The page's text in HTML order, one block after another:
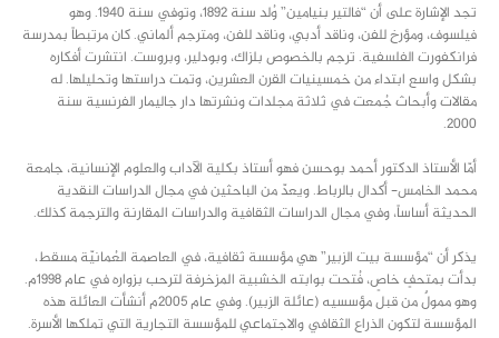
تجد الإشارة على أن “فالتير بنيامين” وُلد سنة 1892، وتوفي سنة 1940. وهو
فيلسوف، ومؤرخ للفن، وناقد أدبي، وناقد للفن، ومترجم ألماني. كان مرتبطاً بمدرسة
فرانكفورت الفلسفية. ترجم بالخصوص بلزاك، وبودلير، وبروست. انتشرت أفكاره
بشكل واسع ابتداء من خمسينيات القرن العشرين، وتمت دراستها وتحليلها. له
مقالات وأبحاث جُمعت في ثلاثة مجلدات ونشرتها دار جاليمار الفرنسية سنة
2000.
أمّا الأستاذ الدكتور أحمد بوحسن فهو أستاذ بكلية الآداب والعلوم الإنسانية، جامعة
محمد الخامس- أكدال بالرباط. ويعدّ من الباحثين في مجال الدراسات النقدية
الحديثة أساساً، وفي مجال الدراسات الثقافية والدراسات المقارنة والترجمة كذلك.
يذكر أن “مؤسسة بيت الزبير” هي مؤسسة ثقافية، في العاصمة العُمانيّة مسقط،
بدأت بمتحفٍ خاصٍ، فُتحت بوابته الخشبية المزخرفة لترحب بزواره في عام 1998م.
وهو ممولٌ من قبل مؤسسيه (عائلة الزبير). وفي عام 2005م أنشأت العائلة هذه
المؤسسة لتكون الذراع الثقافي والاجتماعي للمؤسسة التجارية التي تملكها الأسرة.